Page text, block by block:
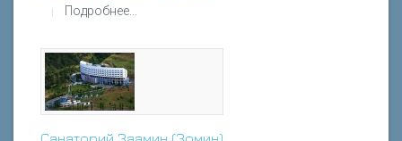
Подробнее...